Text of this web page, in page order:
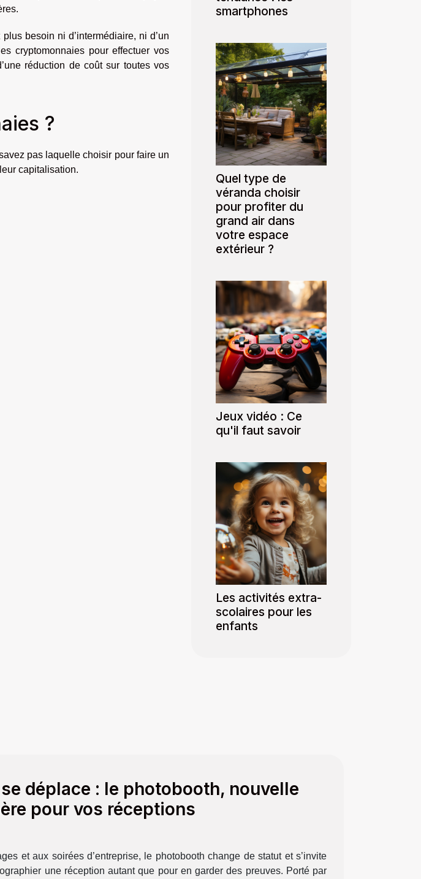
besoin ni d’intermédiaire, ni d’un
cryptomonnaies pour effectuer vos
réduction de coût sur toutes vos
?
pas laquelle choisir pour faire un
capitalisation.
smartphones
Quel type de
véranda choisir
pour profiter du
grand air dans
votre espace
extérieur ?
Jeux vidéo : Ce
qu'il faut savoir
Les activités extra-
scolaires pour les
enfants
déplace : le photobooth, nouvelle
pour vos réceptions
et aux soirées d’entreprise, le photobooth change de statut et s’invite
une réception autant que pour en garder des preuves. Porté par